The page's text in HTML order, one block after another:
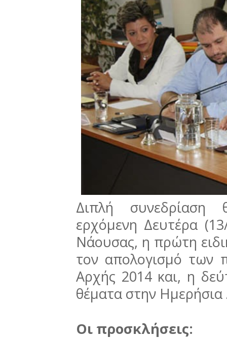
Διπλή συνεδρίαση
ερχόμενη Δευτέρα
Νάουσας, η πρώτη
τον απολογισμό των
Αρχής 2014 και, η
θέματα στην Ημερήσια
Οι προσκλήσεις: